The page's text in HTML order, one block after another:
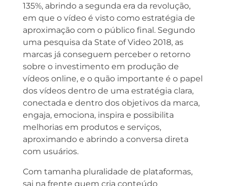
135%, abrindo a segunda era da revolução,
em que o vídeo é visto como estratégia de
aproximação com o público final. Segundo
uma pesquisa da State of Video 2018, as
marcas já conseguem perceber o retorno
sobre o investimento em produção de
vídeos online, e o quão importante é o papel
dos vídeos dentro de uma estratégia clara,
conectada e dentro dos objetivos da marca,
engaja, emociona, inspira e possibilita
melhorias em produtos e serviços,
aproximando e abrindo a conversa direta
com usuários.
Com tamanha pluralidade de plataformas,
sai na frente quem cria conteúdo